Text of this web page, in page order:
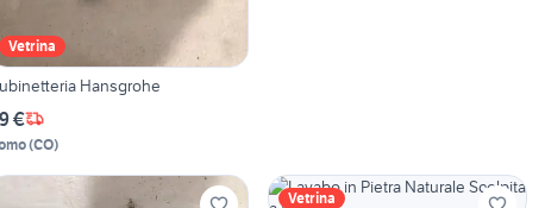
Vetrina
Hansgrohe
€
(CO)
Vetrina